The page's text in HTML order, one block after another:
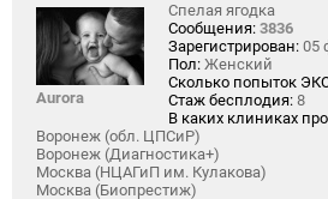
Aurora
Спелая ягодка
Сообщения: 3836
Зарегистрирован: 05
Пол: Женский
Сколько попыток
Стаж бесплодия: 8
В каких клиниках
Воронеж (обл. ЦПСиР)
Воронеж (Диагностика+)
Москва (НЦАГиП им. Кулакова)
Москва (Биопрестиж)